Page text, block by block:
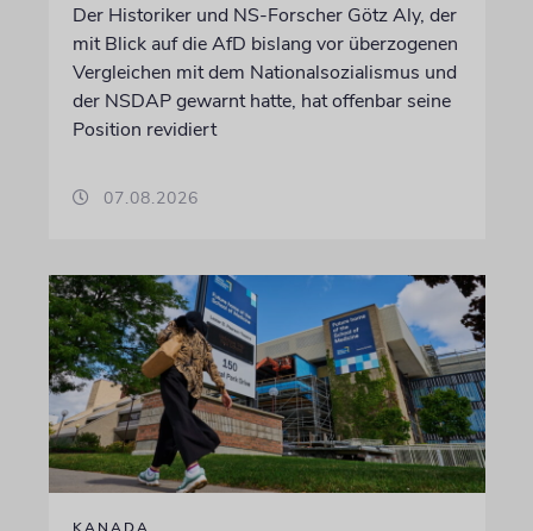
Der Historiker und NS-Forscher Götz Aly, der
mit Blick auf die AfD bislang vor überzogenen
Vergleichen mit dem Nationalsozialismus und
der NSDAP gewarnt hatte, hat offenbar seine
Position revidiert
07.08.2026